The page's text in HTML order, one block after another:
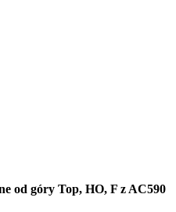
od góry Top, HO, F z AC590